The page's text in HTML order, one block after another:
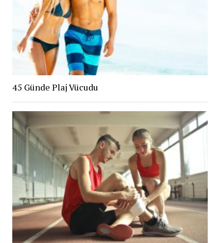
45 Günde Plaj Vücudu